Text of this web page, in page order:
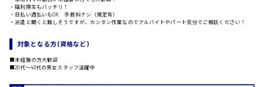
・福利厚生もバッチリ！
・日払い週払いもOK 手数料ナシ（規定有）
・派遣と聞くと難しそうですが、カンタン作業なのでアルバイトやパート気分でご相談ください！
対象となる方 (資格など)
■未経験の方大歓迎
■20代〜40代の男女スタッフ活躍中